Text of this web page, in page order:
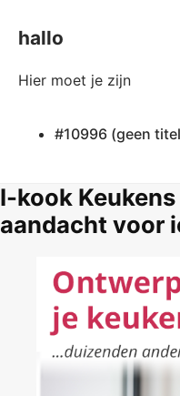
hallo
Hier moet je zijn
#10996 (geen
I-kook
aandacht voor